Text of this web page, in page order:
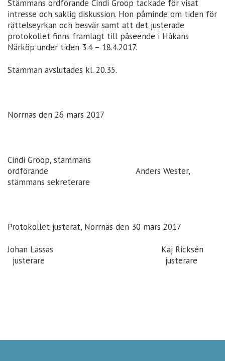
Stämmans ordförande Cindi Groop tackade för visat
intresse och saklig diskussion. Hon påminde om tiden för
rättelseyrkan och besvär samt att det justerade
protokollet finns framlagt till påseende i Håkans
Närköp under tiden 3.4 – 18.4.2017.
Stämman avslutades kl. 20.35.
Norrnäs den 26 mars 2017
Cindi Groop, stämmans
ordförande Anders Wester,
stämmans sekreterare
Protokollet justerat, Norrnäs den 30 mars 2017
Johan Lassas Kaj Ricksén
justerare justerare